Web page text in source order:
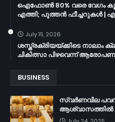
ഐഫോൺ 80% വരെ വേഗം
എത്തി; പുത്തൻ ഫീച്ചറുകൾ |
July 15, 2026
ശസ്ത്രക്രിയയ്ക്കിടെ നാലാം
ചികിത്സാ പിഴവെന്ന്
BUSINESS
സ്വർണവില പവന്
ആശ്വാസത്തിൽ